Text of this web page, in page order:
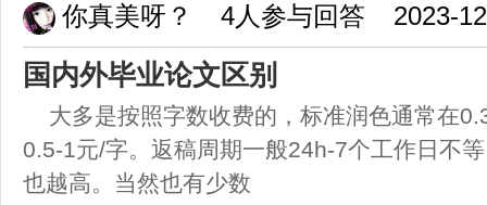
你真美呀？ 4人参与回答 2023-
国内外毕业论文区别
大多是按照字数收费的，标准润色通常在
0.5-1元/字。返稿周期一般24h-7个工作日不
也越高。当然也有少数